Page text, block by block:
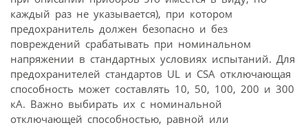
каждый раз не указывается), при котором
предохранитель должен безопасно и без
повреждений срабатывать при номинальном
напряжении в стандартных условиях испытаний. Для
предохранителей стандартов UL и CSA отключающая
способность может составлять 10, 50, 100, 200 и 300
кA. Важно выбирать их с номинальной
отключающей способностью, равной или